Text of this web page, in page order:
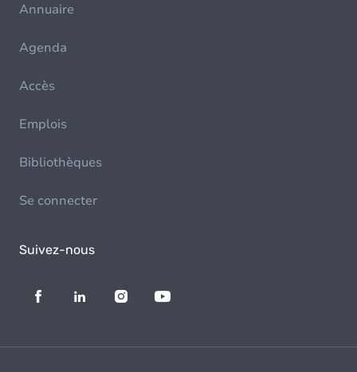
Annuaire
Agenda
Accès
Emplois
Bibliothèques
Se connecter
Suivez-nous